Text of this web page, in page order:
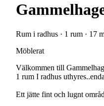
Rum i radhus · 1 rum · 17
Möblerat
Välkommen till
1 rum I radhus
Ett jätte fint och lugnt